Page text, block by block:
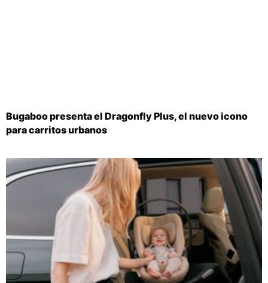
Bugaboo presenta el Dragonfly Plus, el nuevo icono
para carritos urbanos